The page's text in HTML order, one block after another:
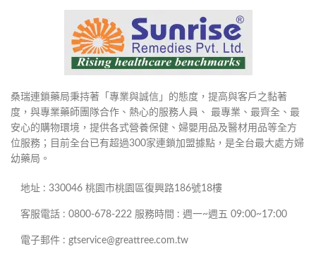
桑瑞連鎖藥局秉持著「專業與誠信」的態度，提高與客戶之黏著
度，與專業藥師團隊合作、熱心的服務人員、 最專業、最齊全、最
安心的購物環境，提供各式營養保健、婦嬰用品及醫材用品等全方
位服務；目前全台已有超過300家連鎖加盟據點，是全台最大處方婦
幼藥局。
地址 : 330046 桃園市桃園區復興路186號18樓
客服電話 : 0800-678-222 服務時間 : 週一~週五 09:00~17:00
電子郵件 : gtservice@greattree.com.tw